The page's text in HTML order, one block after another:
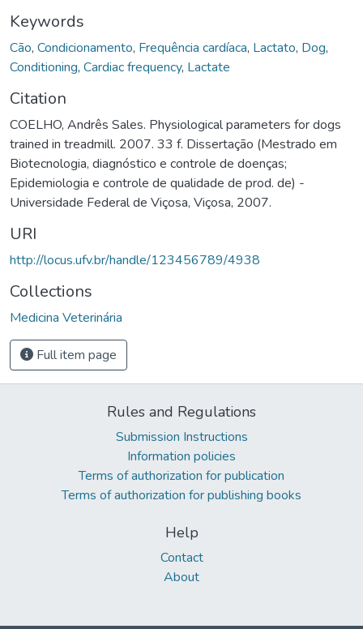
Keywords
Cão, Condicionamento, Frequência cardíaca, Lactato, Dog,
Conditioning, Cardiac frequency, Lactate
Citation
COELHO, Andrês Sales. Physiological parameters for dogs
trained in treadmill. 2007. 33 f. Dissertação (Mestrado em
Biotecnologia, diagnóstico e controle de doenças;
Epidemiologia e controle de qualidade de prod. de) -
Universidade Federal de Viçosa, Viçosa, 2007.
URI
http://locus.ufv.br/handle/123456789/4938
Collections
Medicina Veterinária
Full item page
Rules and Regulations
Submission Instructions
Information policies
Terms of authorization for publication
Terms of authorization for publishing books
Help
Contact
About